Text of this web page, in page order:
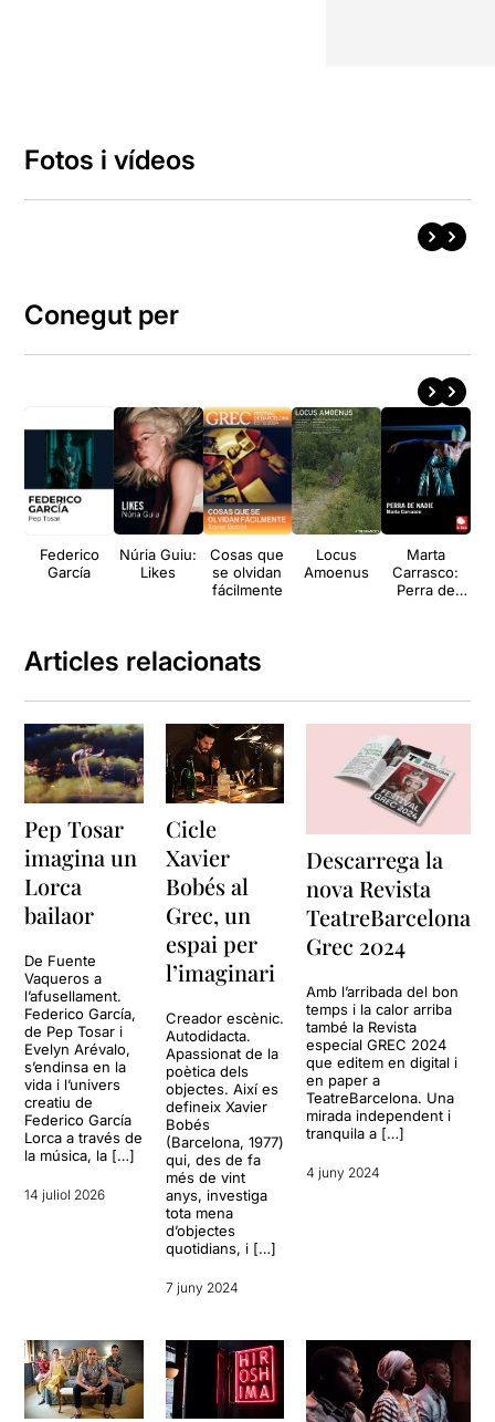
Fotos i vídeos
Conegut per
Federico
García
Núria Guiu:
Likes
Cosas que
se olvidan
fácilmente
Locus
Amoenus
Marta
Carrasco:
Perra de
Articles relacionats
Pep Tosar
imagina un
Lorca
bailaor
De Fuente
Vaqueros a
l’afusellament.
Federico García,
de Pep Tosar i
Evelyn Arévalo,
s’endinsa en la
vida i l’univers
creatiu de
Federico García
Lorca a través de
la música, la […]
14 juliol 2026
Cicle
Xavier
Bobés al
Grec, un
espai per
l’imaginari
Creador escènic.
Autodidacta.
Apassionat de la
poètica dels
objectes. Així es
defineix Xavier
Bobés
(Barcelona, 1977)
qui, des de fa
més de vint
anys, investiga
tota mena
d’objectes
quotidians, i […]
7 juny 2024
Descarrega la
nova Revista
TeatreBarcelona
Grec 2024
Amb l’arribada del bon
temps i la calor arriba
també la Revista
especial GREC 2024
que editem en digital i
en paper a
TeatreBarcelona. Una
mirada independent i
tranquila a […]
4 juny 2024